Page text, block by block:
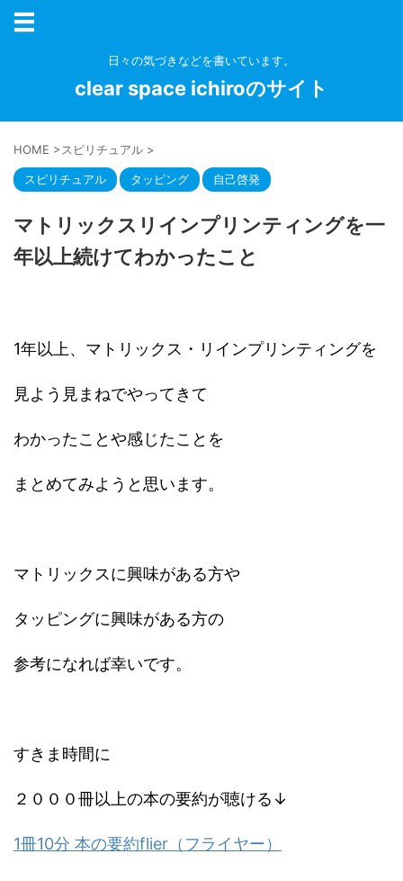
日々の気づきなどを書いています。
clear space ichiroのサイト
HOME >スピリチュアル >
スピリチュアル タッピング 自己啓発
マトリックスリインプリンティングを一
年以上続けてわかったこと
1年以上、マトリックス・リインプリンティングを
見よう見まねでやってきて
わかったことや感じたことを
まとめてみようと思います。
マトリックスに興味がある方や
タッピングに興味がある方の
参考になれば幸いです。
すきま時間に
２０００冊以上の本の要約が聴ける↓
1冊10分 本の要約flier（フライヤー）